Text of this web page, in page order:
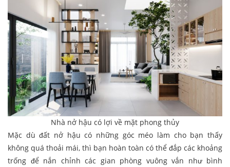
Nhà nở hậu có lợi về mặt phong thủy
Mặc dù đất nở hậu có những góc méo làm cho bạn thấy
không quá thoải mái, thì bạn hoàn toàn có thể đắp các khoảng
trống để nắn chỉnh các gian phòng vuông vắn như bình